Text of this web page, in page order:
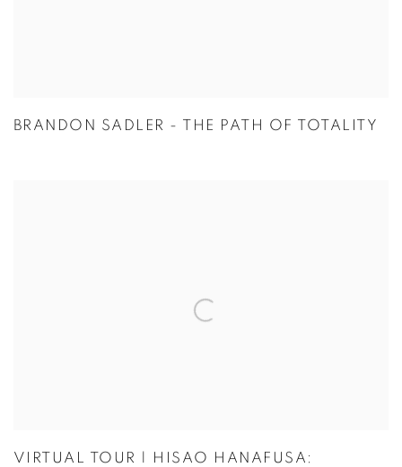
BRANDON SADLER - THE PATH OF TOTALITY
VIRTUAL TOUR | HISAO HANAFUSA: